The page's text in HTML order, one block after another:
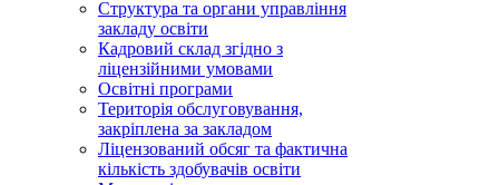
Структура та органи управління
закладу освіти
Кадровий склад згідно з
ліцензійними умовами
Освітні програми
Територія обслуговування,
закріплена за закладом
Ліцензований обсяг та фактична
кількість здобувачів освіти